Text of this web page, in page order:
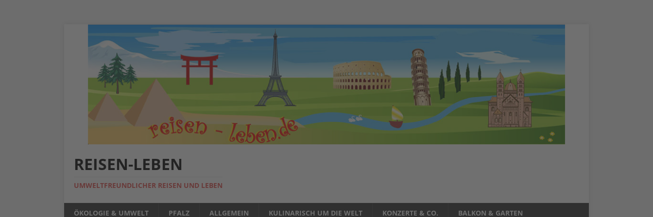
REISEN-LEBEN
UMWELTFREUNDLICHER REISEN UND LEBEN
ÖKOLOGIE & UMWELT PFALZ ALLGEMEIN KULINARISCH UM DIE WELT KONZERTE & CO. BALKON & GARTEN